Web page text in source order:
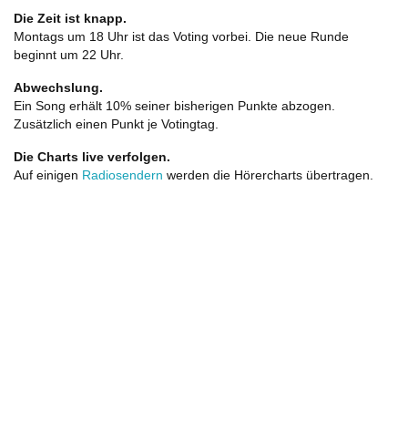
Die Zeit ist knapp.
Montags um 18 Uhr ist das Voting vorbei. Die neue Runde
beginnt um 22 Uhr.
Abwechslung.
Ein Song erhält 10% seiner bisherigen Punkte abzogen.
Zusätzlich einen Punkt je Votingtag.
Die Charts live verfolgen.
Auf einigen Radiosendern werden die Hörercharts übertragen.